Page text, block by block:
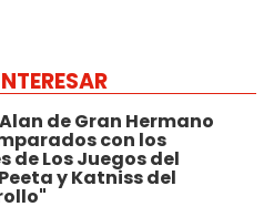
de Gran Hermano
con los
de Los Juegos del
y Katniss del